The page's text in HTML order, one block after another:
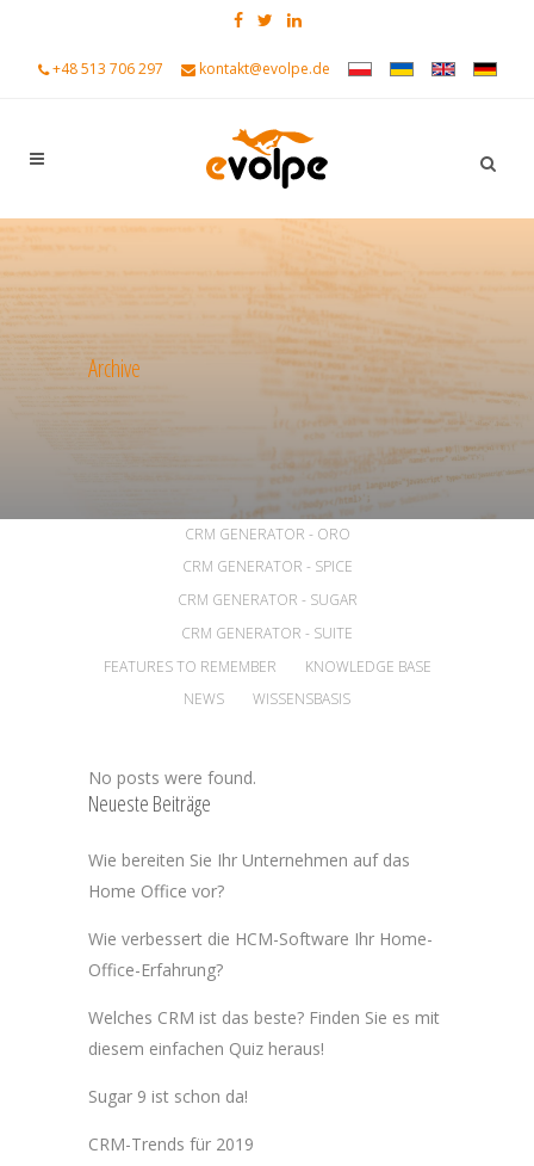
+48 513 706 297 kontakt@evolpe.de
Archive
ANKÜNDIGUNGEN
CRM GENERATOR - ORO
CRM GENERATOR - SPICE
CRM GENERATOR - SUGAR
CRM GENERATOR - SUITE
FEATURES TO REMEMBER
KNOWLEDGE BASE
NEWS
WISSENSBASIS
No posts were found.
Neueste Beiträge
Wie bereiten Sie Ihr Unternehmen auf das
Home Office vor?
Wie verbessert die HCM-Software Ihr Home-
Office-Erfahrung?
Welches CRM ist das beste? Finden Sie es mit
diesem einfachen Quiz heraus!
Sugar 9 ist schon da!
CRM-Trends für 2019